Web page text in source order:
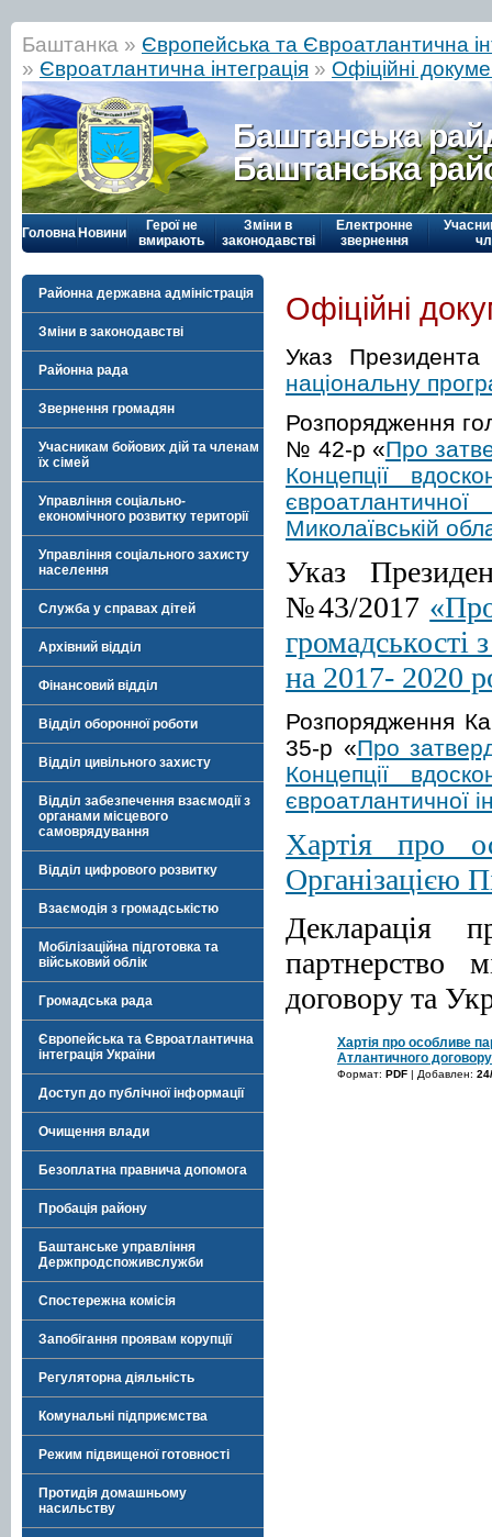
Баштанка » Європейська та Євроатлантична
» Євроатлантична інтеграція » Офіційні
Баштанська
Баштанська
Головна Новини
Герої не
вмирають
Зміни в
законодавстві
Електронне
звернення
Районна державна адміністрація
Зміни в законодавстві
Районна рада
Звернення громадян
Учасникам бойових дій та членам
їх сімей
Управління соціально-
економічного розвитку території
Управління соціального захисту
населення
Служба у справах дітей
Архівний відділ
Фінансовий відділ
Відділ оборонної роботи
Відділ цивільного захисту
Відділ забезпечення взаємодії з
органами місцевого
самоврядування
Відділ цифрового розвитку
Взаємодія з громадськістю
Мобілізаційна підготовка та
військовий облік
Громадська рада
Європейська та Євроатлантична
інтеграція України
Доступ до публічної інформації
Очищення влади
Безоплатна правнича допомога
Пробація району
Баштанське управління
Держпродспоживслужби
Спостережна комісія
Запобігання проявам корупції
Регуляторна діяльність
Комунальні підприємства
Режим підвищеної готовності
Протидія домашньому
насильству
Офіційні
Указ
національну
Розпорядження
№ 42-р «Про
Концепції
Миколаївській
Указ
№43/2017
громадськості
на 2017- 2020
Розпорядження
35-р «Про
Концепції
євроатлантичної
Хартія про
Організацією
Декларація
партнерство
договору та
Хартія про особливе
Атлантичного договору
Формат: PDF | Добавлен: